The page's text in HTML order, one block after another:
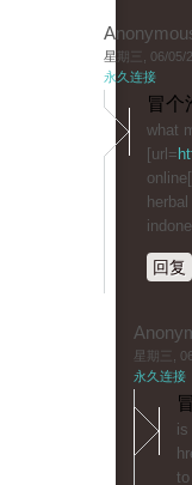
星期三, 06/05/
永久连接
冒个
what
[url=
herbal
回复
星期三,
永久连接
is